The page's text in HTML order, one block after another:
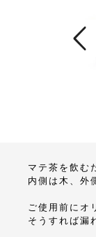
マテ茶を飲む
内側は木、外
ご使用前にオ
そうすれば漏